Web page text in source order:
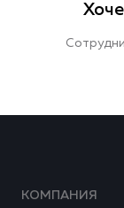
КОМПАНИЯ